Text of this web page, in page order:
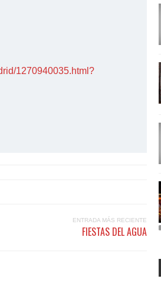
1270940035.html?
ENTRADA MÁS RECIENTE
FIESTAS DEL AGUA